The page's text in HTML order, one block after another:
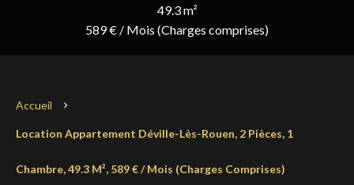
49.3 m²
589 € / Mois (Charges comprises)
Accueil
Location Appartement Déville-Lès-Rouen, 2 Pièces, 1
Chambre, 49.3 M², 589 € / Mois (Charges Comprises)